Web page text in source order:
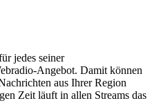
jedes seiner
Angebot. Damit können
aus Ihrer Region
Zeit läuft in allen Streams das